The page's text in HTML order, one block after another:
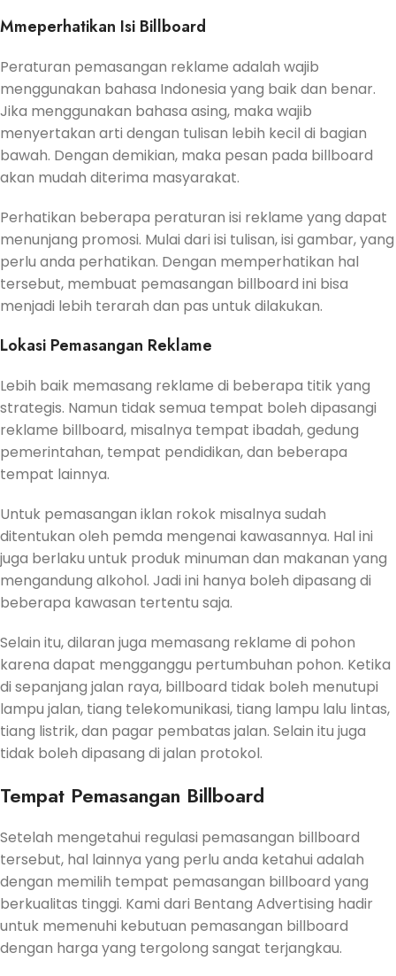
Mmeperhatikan Isi Billboard
Peraturan pemasangan reklame adalah wajib
menggunakan bahasa Indonesia yang baik dan benar.
Jika menggunakan bahasa asing, maka wajib
menyertakan arti dengan tulisan lebih kecil di bagian
bawah. Dengan demikian, maka pesan pada billboard
akan mudah diterima masyarakat.
Perhatikan beberapa peraturan isi reklame yang dapat
menunjang promosi. Mulai dari isi tulisan, isi gambar, yang
perlu anda perhatikan. Dengan memperhatikan hal
tersebut, membuat pemasangan billboard ini bisa
menjadi lebih terarah dan pas untuk dilakukan.
Lokasi Pemasangan Reklame
Lebih baik memasang reklame di beberapa titik yang
strategis. Namun tidak semua tempat boleh dipasangi
reklame billboard, misalnya tempat ibadah, gedung
pemerintahan, tempat pendidikan, dan beberapa
tempat lainnya.
Untuk pemasangan iklan rokok misalnya sudah
ditentukan oleh pemda mengenai kawasannya. Hal ini
juga berlaku untuk produk minuman dan makanan yang
mengandung alkohol. Jadi ini hanya boleh dipasang di
beberapa kawasan tertentu saja.
Selain itu, dilaran juga memasang reklame di pohon
karena dapat mengganggu pertumbuhan pohon. Ketika
di sepanjang jalan raya, billboard tidak boleh menutupi
lampu jalan, tiang telekomunikasi, tiang lampu lalu lintas,
tiang listrik, dan pagar pembatas jalan. Selain itu juga
tidak boleh dipasang di jalan protokol.
Tempat Pemasangan Billboard
Setelah mengetahui regulasi pemasangan billboard
tersebut, hal lainnya yang perlu anda ketahui adalah
dengan memilih tempat pemasangan billboard yang
berkualitas tinggi. Kami dari Bentang Advertising hadir
untuk memenuhi kebutuan pemasangan billboard
dengan harga yang tergolong sangat terjangkau.